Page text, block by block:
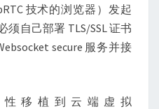
叫
技术的浏览器）发起
自己部署 TLS/SSL 证书
secure 服务并接
移植到云端虚拟